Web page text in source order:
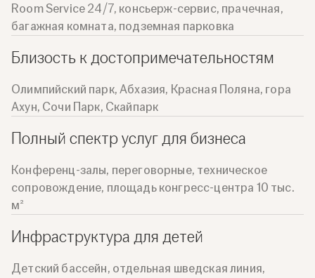
Room Service 24/7, консьерж-сервис, прачечная,
багажная комната, подземная парковка
Близость к достопримечательностям
Олимпийский парк, Абхазия, Красная Поляна, гора
Ахун, Сочи Парк, Скайпарк
Полный спектр услуг для бизнеса
Конференц-залы, переговорные, техническое
сопровождение, площадь конгресс-центра 10 тыс.
м²
Инфраструктура для детей
Детский бассейн, отдельная шведская линия,